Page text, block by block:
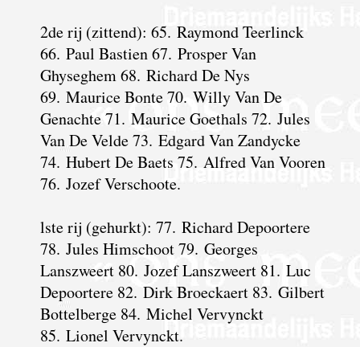
2de rij (zittend): 65. Raymond Teerlinck
66. Paul Bastien 67. Prosper Van
Ghyseghem 68. Richard De Nys
69. Maurice Bonte 70. Willy Van De
Genachte 71. Maurice Goethals 72. Jules
Van De Velde 73. Edgard Van Zandycke
74. Hubert De Baets 75. Alfred Van Vooren
76. Jozef Verschoote.
lste rij (gehurkt): 77. Richard Depoortere
78. Jules Himschoot 79. Georges
Lanszweert 80. Jozef Lanszweert 81. Luc
Depoortere 82. Dirk Broeckaert 83. Gilbert
Bottelberge 84. Michel Vervynckt
85. Lionel Vervynckt.